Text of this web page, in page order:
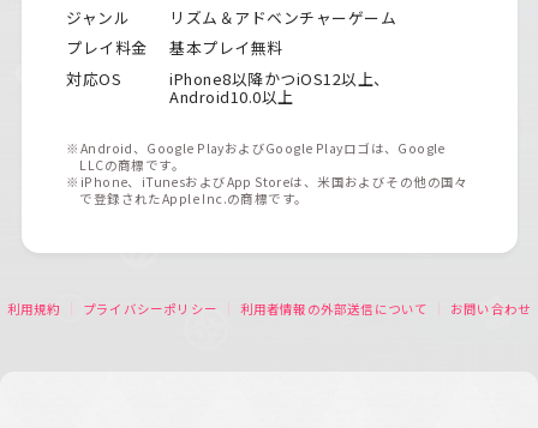
ジャンル
リズム＆アドベンチャーゲーム
プレイ料金
基本プレイ無料
対応OS
iPhone8以降かつiOS12以上、
Android10.0以上
※Android、Google PlayおよびGoogle Playロゴは、Google
LLCの商標です。
※iPhone、iTunesおよびApp Storeは、米国およびその他の国々
で登録されたApple Inc.の商標です。
利用規約 プライバシーポリシー 利用者情報の外部送信について お問い合わせ